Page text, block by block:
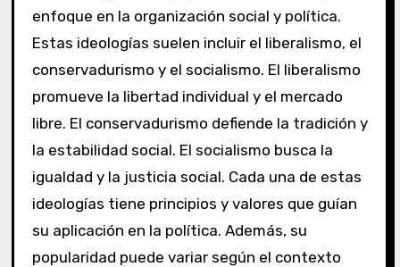
enfoque en la organización social y política.
Estas ideologías suelen incluir el liberalismo, el
conservadurismo y el socialismo. El liberalismo
promueve la libertad individual y el mercado
libre. El conservadurismo defiende la tradición y
la estabilidad social. El socialismo busca la
igualdad y la justicia social. Cada una de estas
ideologías tiene principios y valores que guían
su aplicación en la política. Además, su
popularidad puede variar según el contexto